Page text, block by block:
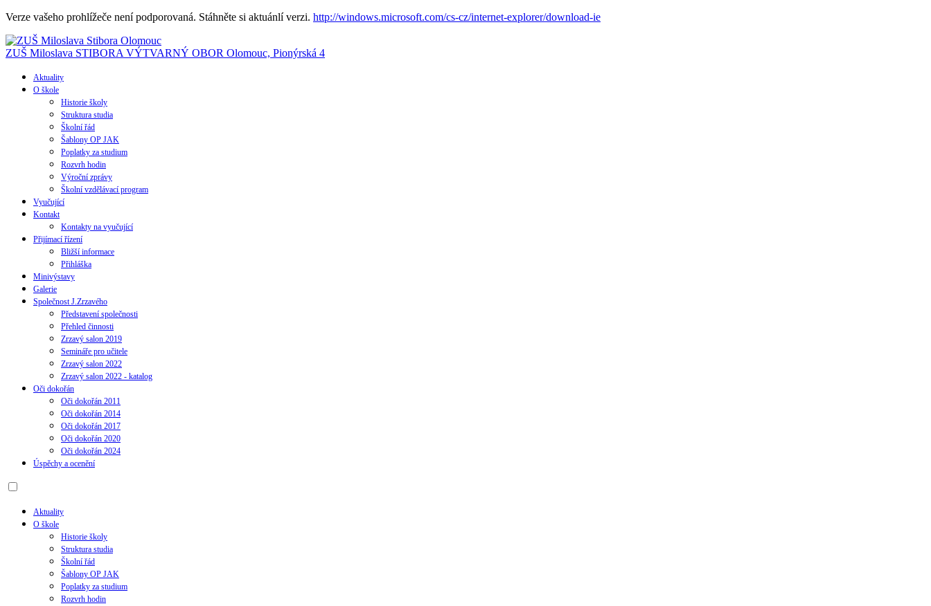
Verze vašeho prohlížeče není podporovaná. Stáhněte si aktuánlí verzi. http://windows.microsoft.com/cs-cz/internet-explorer/download-ie
ZUŠ Miloslava STIBORA VÝTVARNÝ OBOR Olomouc, Pionýrská 4
Aktuality
O škole
Historie školy
Struktura studia
Školní řád
Šablony OP JAK
Poplatky za studium
Rozvrh hodin
Výroční zprávy
Školní vzdělávací program
Vyučující
Kontakt
Kontakty na vyučující
Přijímací řízení
Bližší informace
Přihláška
Minivýstavy
Galerie
Společnost J.Zrzavého
Představení společnosti
Přehled činnosti
Zrzavý salon 2019
Semináře pro učitele
Zrzavý salon 2022
Zrzavý salon 2022 - katalog
Oči dokořán
Oči dokořán 2011
Oči dokořán 2014
Oči dokořán 2017
Oči dokořán 2020
Oči dokořán 2024
Úspěchy a ocenění
Aktuality
O škole
Historie školy
Struktura studia
Školní řád
Šablony OP JAK
Poplatky za studium
Rozvrh hodin